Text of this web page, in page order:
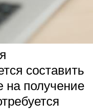
составить
на получение